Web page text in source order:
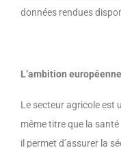
données rendues
L’ambition européenne
Le secteur agricole est
même titre que la
il permet d’assurer la